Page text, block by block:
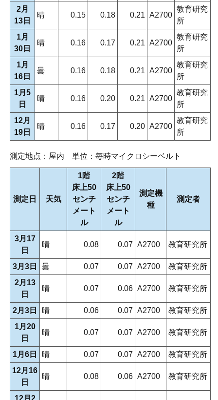
2月
13日
晴 0.15 0.18 0.21 A2700
教育研究
所
1月
30日
晴 0.16 0.17 0.21 A2700
教育研究
所
1月
16日
曇 0.16 0.18 0.21 A2700
教育研究
所
1月5
日
晴 0.16 0.20 0.21 A2700
教育研究
所
12月
19日
晴 0.16 0.17 0.20 A2700
教育研究
所
測定地点：屋内 単位：毎時マイクロシーベルト
測定日 天気
1階
床上50
センチ
メート
ル
2階
床上50
センチ
メート
ル
測定機
種
測定者
3月17
日
晴 0.08 0.07 A2700 教育研究所
3月3日 曇 0.07 0.07 A2700
教育研究所
2月13
日
晴 0.07 0.06 A2700 教育研究所
2月3日 晴 0.06 0.07 A2700
教育研究所
1月20
日
晴 0.07 0.07 A2700 教育研究所
1月6日 晴 0.07 0.07 A2700
教育研究所
12月16
日
晴 0.08 0.06 A2700 教育研究所